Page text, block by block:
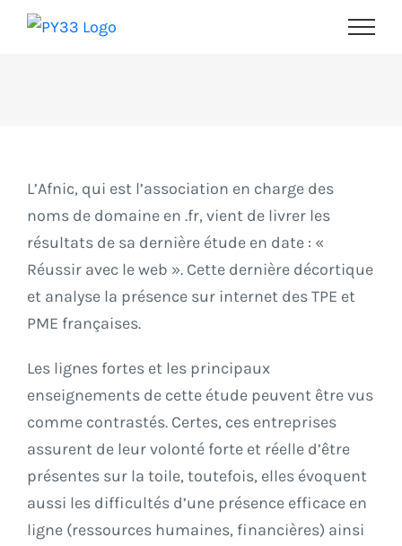
Passer
L’Afnic, qui est l’association en charge des
noms de domaine en .fr, vient de livrer les
résultats de sa dernière étude en date : «
Réussir avec le web ». Cette dernière décortique
et analyse la présence sur internet des TPE et
PME françaises.
Les lignes fortes et les principaux
enseignements de cette étude peuvent être vus
comme contrastés. Certes, ces entreprises
assurent de leur volonté forte et réelle d’être
présentes sur la toile, toutefois, elles évoquent
aussi les difficultés d’une présence efficace en
ligne (ressources humaines, financières) ainsi